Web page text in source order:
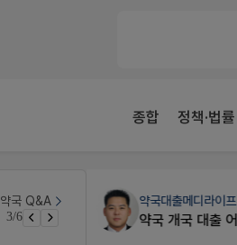
종합 정책·법률
약국 Q&A
3/6
경단녀요건중 근로스득원천징수액
약국대출메디라이프